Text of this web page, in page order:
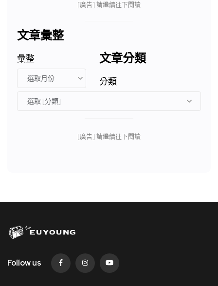
[廣告] 請繼續往下閱讀
文章彙整
彙整 文章分類
分類
[廣告] 請繼續往下閱讀
Follow us